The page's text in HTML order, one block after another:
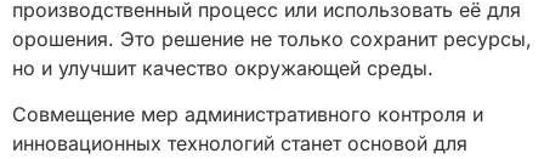
производственный процесс или использовать её для
орошения. Это решение не только сохранит ресурсы,
но и улучшит качество окружающей среды.
Совмещение мер административного контроля и
инновационных технологий станет основой для